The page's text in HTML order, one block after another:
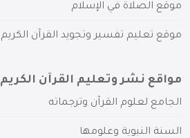
موقع الصلاة في الإسلام
موقع تعليم تفسير وتجويد القرآن الكريم
مواقع نشر وتعليم القرآن الكريم
الجامع لعلوم القرآن وترجماته
السنة النبوية وعلومها